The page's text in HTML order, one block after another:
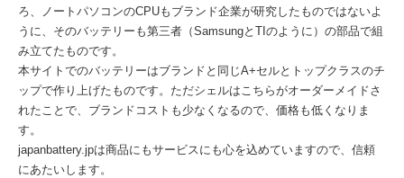
ろ、ノートパソコンのCPUもブランド企業が研究したものではないよ
うに、そのバッテリーも第三者（SamsungとTIのように）の部品で組
み立てたものです。
本サイトでのバッテリーはブランドと同じA+セルとトップクラスのチ
ップで作り上げたものです。ただシェルはこちらがオーダーメイドさ
れたことで、ブランドコストも少なくなるので、価格も低くなりま
す。
japanbattery.jpは商品にもサービスにも心を込めていますので、信頼
にあたいします。